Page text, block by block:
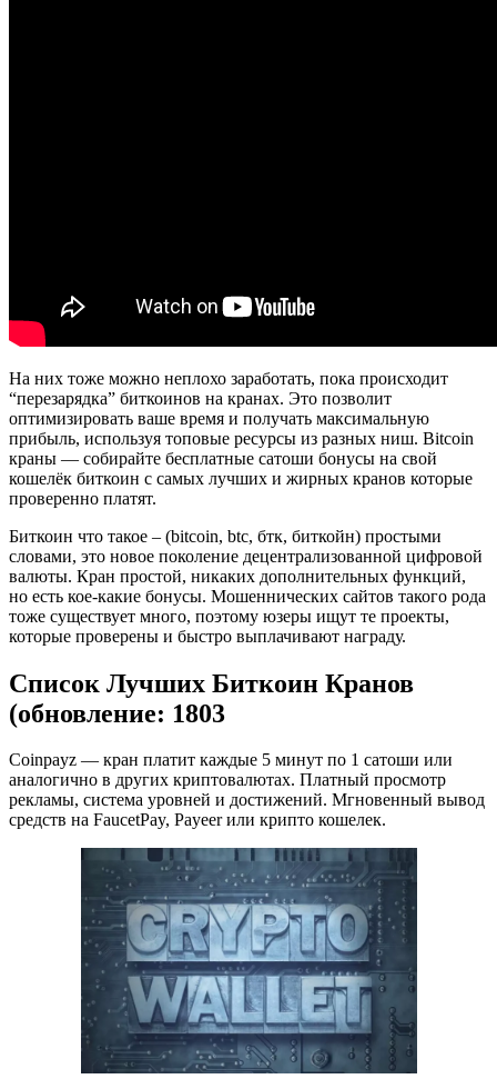
На них тоже можно неплохо заработать, пока происходит
“перезарядка” биткоинов на кранах. Это позволит
оптимизировать ваше время и получать максимальную
прибыль, используя топовые ресурсы из разных ниш. Bitcoin
краны — собирайте бесплатные сатоши бонусы на свой
кошелёк биткоин с самых лучших и жирных кранов которые
проверенно платят.
Биткоин что такое – (bitcoin, btc, бтк, биткойн) простыми
словами, это новое поколение децентрализованной цифровой
валюты. Кран простой, никаких дополнительных функций,
но есть кое-какие бонусы. Мошеннических сайтов такого рода
тоже существует много, поэтому юзеры ищут те проекты,
которые проверены и быстро выплачивают награду.
Список Лучших Биткоин Кранов
(обновление: 1803
Сoinpayz — кран платит каждые 5 минут по 1 сатоши или
аналогично в других криптовалютах. Платный просмотр
рекламы, система уровней и достижений. Мгновенный вывод
средств на FaucetPay, Payeer или крипто кошелек.